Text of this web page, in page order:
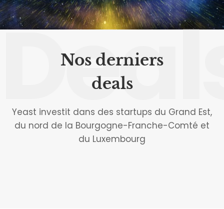
Nos derniers
deals
Yeast investit dans des startups du Grand Est,
du nord de la Bourgogne-Franche-Comté et
du Luxembourg